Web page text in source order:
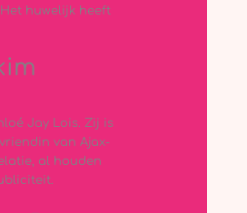
huwelijk heeft
Jay Lois. Zij is
van Ajax-
al houden